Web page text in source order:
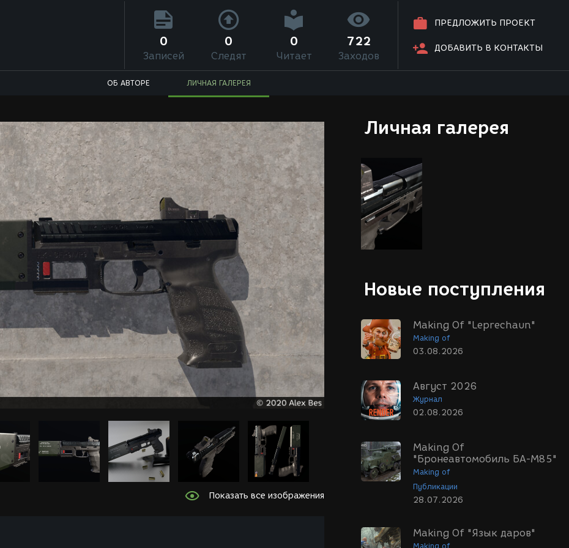
ПРЕДЛОЖИТЬ ПРОЕКТ
ДОБАВИТЬ В КОНТАКТЫ
0
Записей
0
Следят
0
Читает
722
Заходов
ОБ АВТОРЕ ЛИЧНАЯ ГАЛЕРЕЯ
Личная галерея
Новые поступления
Making Of "Leprechaun"
Making of
03.08.2026
Август 2026
Журнал
02.08.2026
Making Of
"Бронеавтомобиль БА-М85"
Making of
Публикации
28.07.2026
Making Of "Язык даров"
Making of
Показать все изображения